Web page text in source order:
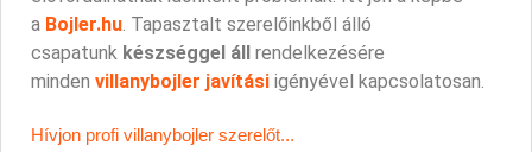
a Bojler.hu. Tapasztalt szerelőinkből álló
csapatunk készséggel áll rendelkezésére
minden villanybojler javítási igényével kapcsolatosan.
Hívjon profi villanybojler szerelőt...